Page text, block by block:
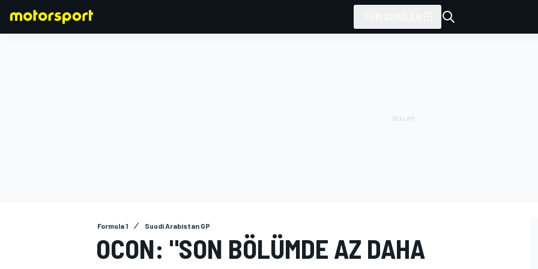
Formula 1 Suudi Arabistan GP
OCON: "SON BÖLÜMDE AZ DAHA